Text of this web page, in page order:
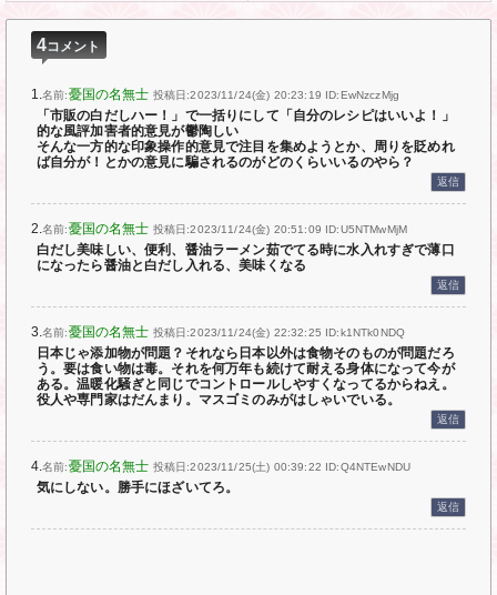
4コメント
1.名前:憂国の名無士 投稿日:2023/11/24(金) 20:23:19 ID:EwNzczMjg
「市販の白だしハー！」で一括りにして「自分のレシピはいいよ！」
的な風評加害者的意見が鬱陶しい
そんな一方的な印象操作的意見で注目を集めようとか、周りを貶めれ
ば自分が！とかの意見に騙されるのがどのくらいいるのやら？
返信
2.名前:憂国の名無士 投稿日:2023/11/24(金) 20:51:09 ID:U5NTMwMjM
白だし美味しい、便利、醤油ラーメン茹でてる時に水入れすぎで薄口
になったら醤油と白だし入れる、美味くなる
返信
3.名前:憂国の名無士 投稿日:2023/11/24(金) 22:32:25 ID:k1NTk0NDQ
日本じゃ添加物が問題？それなら日本以外は食物そのものが問題だろ
う。要は食い物は毒。それを何万年も続けて耐える身体になって今が
ある。温暖化騒ぎと同じでコントロールしやすくなってるからねえ。
役人や専門家はだんまり。マスゴミのみがはしゃいでいる。
返信
4.名前:憂国の名無士 投稿日:2023/11/25(土) 00:39:22 ID:Q4NTEwNDU
気にしない。勝手にほざいてろ。
返信